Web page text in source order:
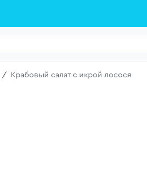
Крабовый салат с икрой лосося